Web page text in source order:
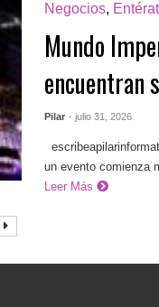
Negocios,
Mundo
encuentran
Pilar - julio 31, 2026
un evento comienza
Leer Más